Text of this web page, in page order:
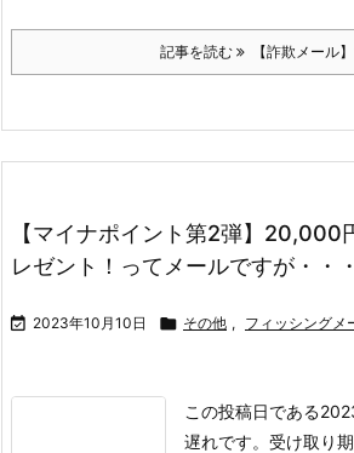
記事を読む 【詐欺メール
【マイナポイント第2弾】20,000
レゼント！ってメールですが・・・
 2023年10月10日  その他 , フィッシングメ
この投稿日である
遅れです。 受け取り